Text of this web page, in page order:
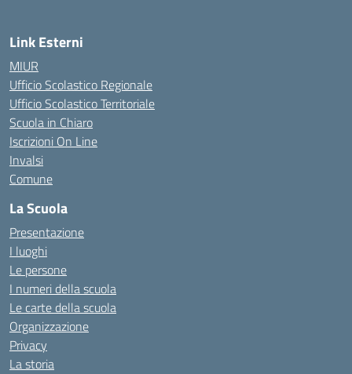
Link Esterni
MIUR
Ufficio Scolastico Regionale
Ufficio Scolastico Territoriale
Scuola in Chiaro
Iscrizioni On Line
Invalsi
Comune
La Scuola
Presentazione
I luoghi
Le persone
I numeri della scuola
Le carte della scuola
Organizzazione
Privacy
La storia